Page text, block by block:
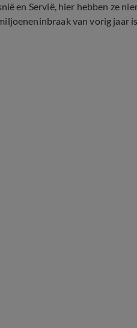
en Servië, hier hebben ze
van vorig jaar